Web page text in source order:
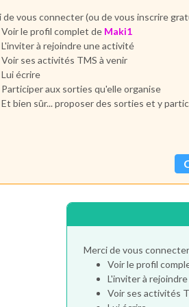
de vous connecter (ou de vous inscrire
Voir le profil complet de Maki1
L'inviter à rejoindre une activité
Voir ses activités TMS à venir
Lui écrire
Participer aux sorties qu'elle organise
Et bien sûr... proposer des sorties et y
Merci de vous
Voir le profil
L'inviter à
Voir ses activités